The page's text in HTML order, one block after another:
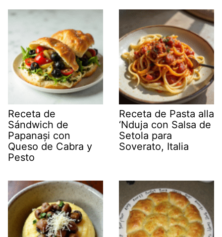
Receta de
Sándwich de
Papanași con
Queso de Cabra y
Pesto
Receta de Pasta alla
‘Nduja con Salsa de
Setola para
Soverato, Italia